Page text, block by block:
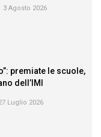
3 Agosto 2026
premiate le scuole,
dell’IMI
Luglio 2026